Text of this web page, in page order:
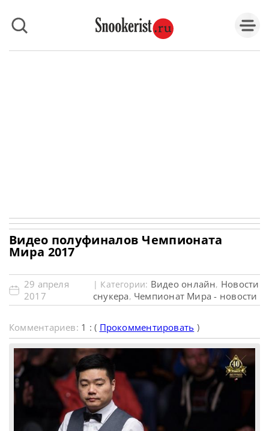
Видео полуфиналов Чемпионата
Мира 2017
29 апреля
2017
| Категории: Видео онлайн, Новости
снукера, Чемпионат Мира - новости
Комментариев: 1 : ( Прокомментировать )